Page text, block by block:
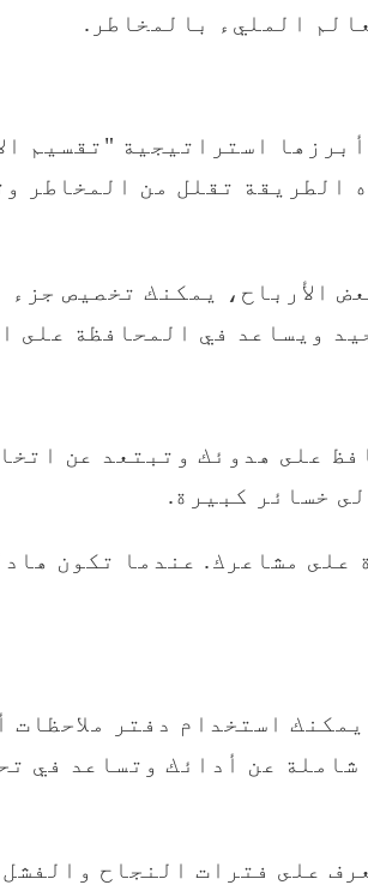
المليء بالمخاطر.
استراتيجية "تقسيم
الطريقة تقلل من المخاطر
الأرباح، يمكنك تخصيص جزء
ويساعد في المحافظة على
على هدوئك وتبتعد عن
خسائر كبيرة.
على مشاعرك. عندما تكون
استخدام دفتر ملاحظات
عن أدائك وتساعد في
على فترات النجاح والفشل